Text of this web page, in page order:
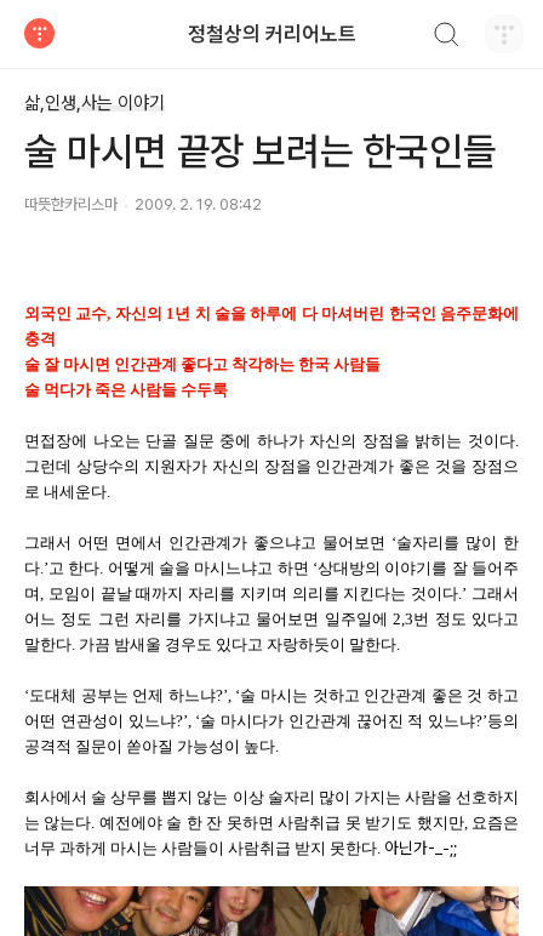
정철상의 커리어노트
삶,인생,사는 이야기
술 마시면 끝장 보려는 한국인들
따뜻한카리스마 2009. 2. 19. 08:42
외국인 교수, 자신의 1년 치 술을 하루에 다 마셔버린 한국인 음주문화에
충격
술 잘 마시면 인간관계 좋다고 착각하는 한국 사람들
술 먹다가 죽은 사람들 수두룩
면접장에 나오는 단골 질문 중에 하나가 자신의 장점을 밝히는 것이다.
그런데 상당수의 지원자가 자신의 장점을 인간관계가 좋은 것을 장점으
로 내세운다.
그래서 어떤 면에서 인간관계가 좋으냐고 물어보면 ‘술자리를 많이 한
다.’고 한다. 어떻게 술을 마시느냐고 하면 ‘상대방의 이야기를 잘 들어주
며, 모임이 끝날 때까지 자리를 지키며 의리를 지킨다는 것이다.’ 그래서
어느 정도 그런 자리를 가지냐고 물어보면 일주일에 2,3번 정도 있다고
말한다. 가끔 밤새울 경우도 있다고 자랑하듯이 말한다.
‘도대체 공부는 언제 하느냐?’, ‘술 마시는 것하고 인간관계 좋은 것 하고
어떤 연관성이 있느냐?’, ‘술 마시다가 인간관계 끊어진 적 있느냐?’등의
공격적 질문이 쏟아질 가능성이 높다.
회사에서 술 상무를 뽑지 않는 이상 술자리 많이 가지는 사람을 선호하지
는 않는다. 예전에야 술 한 잔 못하면 사람취급 못 받기도 했지만, 요즘은
너무 과하게 마시는 사람들이 사람취급 받지 못한다. 아닌가-_-;;